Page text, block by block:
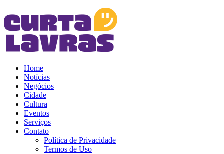
Home
Notícias
Negócios
Cidade
Cultura
Eventos
Serviços
Contato
Política de Privacidade
Termos de Uso